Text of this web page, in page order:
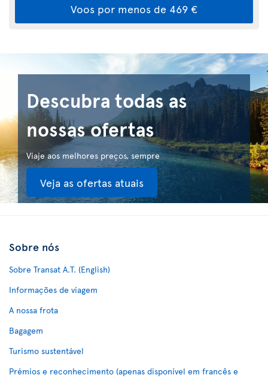
Voos por menos de 469 €
Descubra todas as
nossas ofertas
Viaje aos melhores preços, sempre
Veja as ofertas atuais
Sobre nós
Sobre Transat A.T. (English)
Informações de viagem
A nossa frota
Bagagem
Turismo sustentável
Prémios e reconhecimento (apenas disponível em francês e